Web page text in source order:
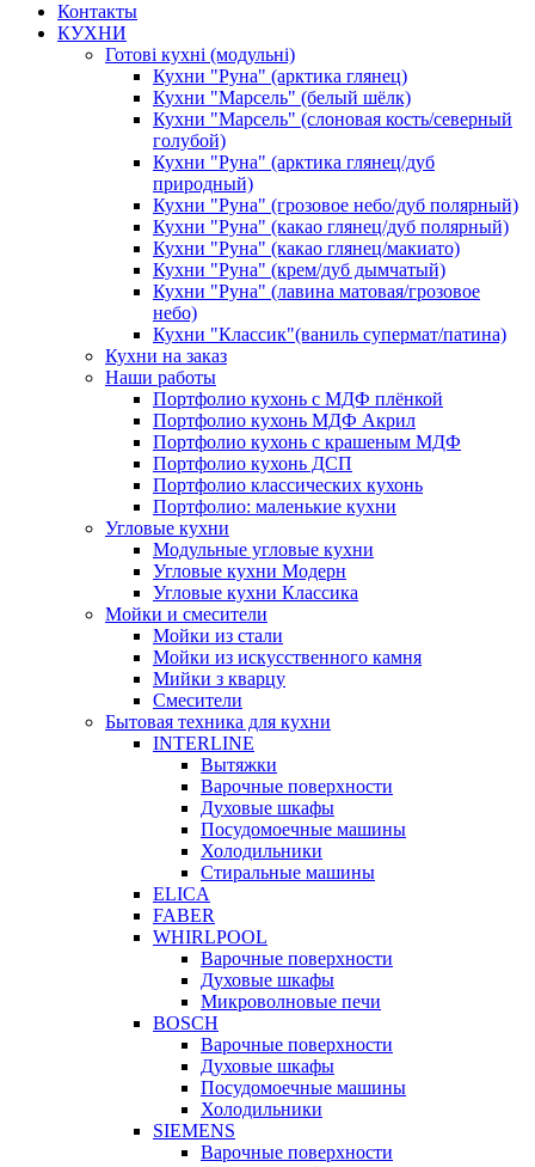
Контакты
КУХНИ
Готові кухні (модульні)
Кухни "Руна" (арктика глянец)
Кухни "Марсель" (белый шёлк)
Кухни "Марсель" (слоновая кость/северный
голубой)
Кухни "Руна" (арктика глянец/дуб
природный)
Кухни "Руна" (грозовое небо/дуб полярный)
Кухни "Руна" (какао глянец/дуб полярный)
Кухни "Руна" (какао глянец/макиато)
Кухни "Руна" (крем/дуб дымчатый)
Кухни "Руна" (лавина матовая/грозовое
небо)
Кухни "Классик"(ваниль супермат/патина)
Кухни на заказ
Наши работы
Портфолио кухонь с МДФ плёнкой
Портфолио кухонь МДФ Акрил
Портфолио кухонь с крашеным МДФ
Портфолио кухонь ДСП
Портфолио классических кухонь
Портфолио: маленькие кухни
Угловые кухни
Модульные угловые кухни
Угловые кухни Модерн
Угловые кухни Классика
Мойки и смесители
Мойки из стали
Мойки из искусственного камня
Мийки з кварцу
Смесители
Бытовая техника для кухни
INTERLINE
Вытяжки
Варочные поверхности
Духовые шкафы
Посудомоечные машины
Холодильники
Стиральные машины
ELICA
FABER
WHIRLPOOL
Варочные поверхности
Духовые шкафы
Микроволновые печи
BOSCH
Варочные поверхности
Духовые шкафы
Посудомоечные машины
Холодильники
SIEMENS
Варочные поверхности